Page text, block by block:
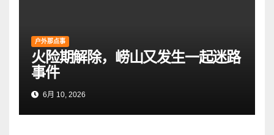
户外那点事
火险期解除，崂山又发生一起迷路
事件
6月 10, 2026